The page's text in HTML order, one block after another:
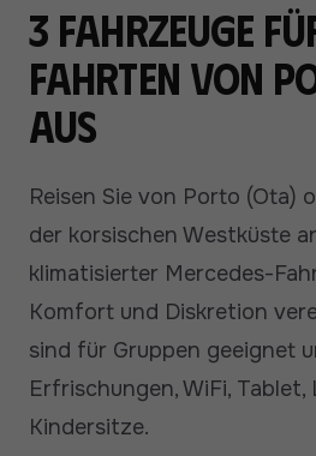
3 Fahrzeuge
Fahrten von
aus
Reisen Sie von Porto (Ota)
der korsischen Westküste
klimatisierter Mercedes-
Komfort und Diskretion
sind für Gruppen geeignet
Erfrischungen, WiFi, Tablet,
Kindersitze.